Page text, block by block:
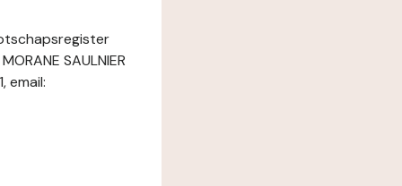
SAULNIER
email: